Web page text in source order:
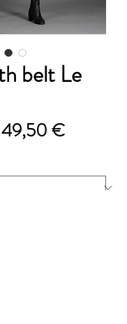
belt Le
49,50 €Τιμή